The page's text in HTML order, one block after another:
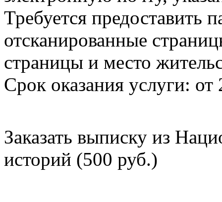
Требуется предоставить
отсканированные
страницы и место
Срок оказания услуги: от
Заказать выписку из
историй (500 руб.)